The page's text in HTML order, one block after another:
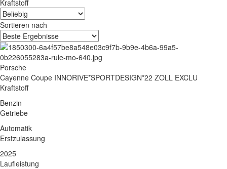
Kraftstoff
Sortieren nach
Porsche
Cayenne Coupe INNORIVE*SPORTDESIGN*22 ZOLL EXCLU
Kraftstoff
Benzin
Getriebe
Automatik
Erstzulassung
2025
Laufleistung